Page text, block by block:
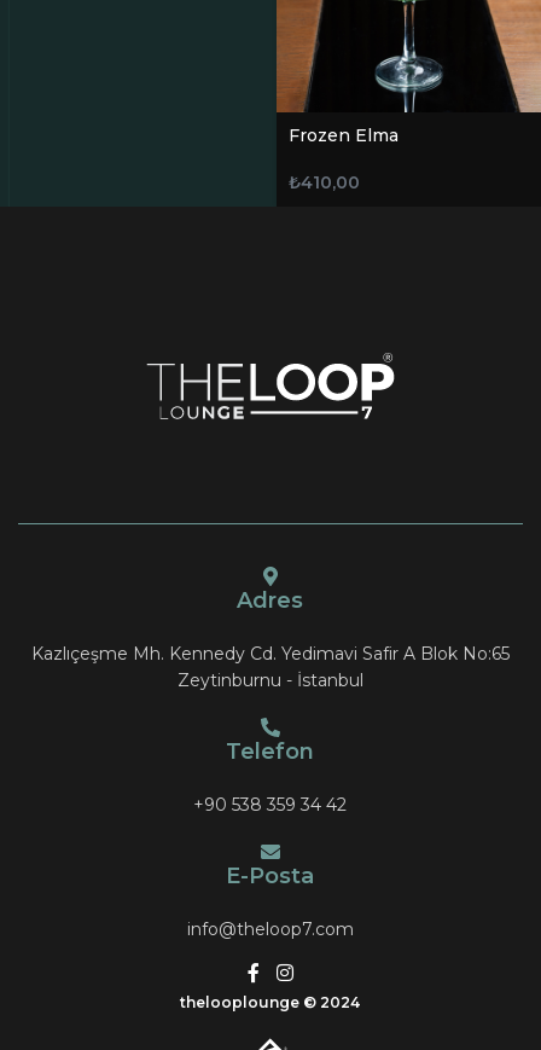
Frozen Elma
₺410,00
Adres
Kazlıçeşme Mh. Kennedy Cd. Yedimavi Safir A Blok No:65
Zeytinburnu - İstanbul
Telefon
+90 538 359 34 42
E-Posta
info@theloop7.com
thelooplounge © 2024